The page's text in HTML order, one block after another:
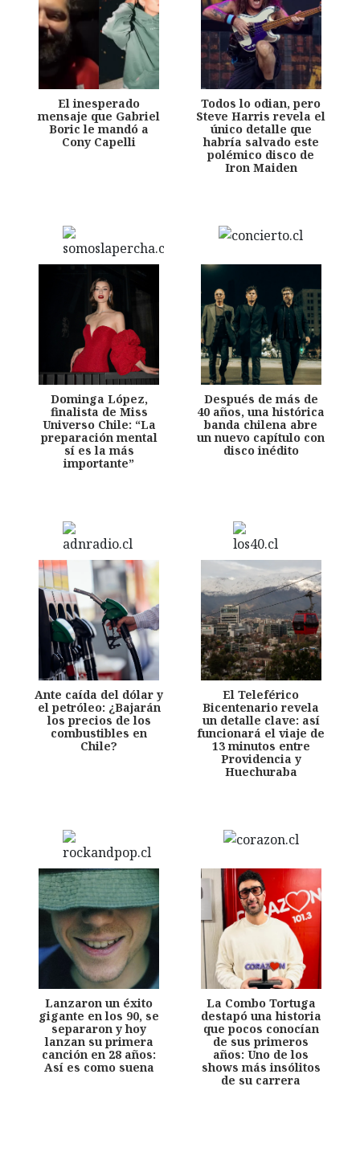
El inesperado
mensaje que Gabriel
Boric le mandó a
Cony Capelli
Todos lo odian, pero
Steve Harris revela el
único detalle que
habría salvado este
polémico disco de
Iron Maiden
Dominga López,
finalista de Miss
Universo Chile: “La
preparación mental
sí es la más
importante”
Después de más de
40 años, una histórica
banda chilena abre
un nuevo capítulo con
disco inédito
Ante caída del dólar y
el petróleo: ¿Bajarán
los precios de los
combustibles en
Chile?
El Teleférico
Bicentenario revela
un detalle clave: así
funcionará el viaje de
13 minutos entre
Providencia y
Huechuraba
Lanzaron un éxito
gigante en los 90, se
separaron y hoy
lanzan su primera
canción en 28 años:
Así es como suena
La Combo Tortuga
destapó una historia
que pocos conocían
de sus primeros
años: Uno de los
shows más insólitos
de su carrera